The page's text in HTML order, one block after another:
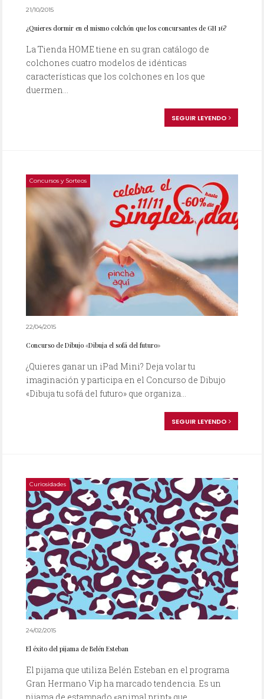
21/10/2015
¿Quieres dormir en el mismo colchón que los concursantes de GH 16?
La Tienda HOME tiene en su gran catálogo de
colchones cuatro modelos de idénticas
características que los colchones en los que
duermen...
SEGUIR LEYENDO
Concursos y Sorteos
22/04/2015
Concurso de Dibujo «Dibuja el sofá del futuro»
¿Quieres ganar un iPad Mini? Deja volar tu
imaginación y participa en el Concurso de Dibujo
«Dibuja tu sofá del futuro» que organiza...
SEGUIR LEYENDO
Curiosidades
24/02/2015
El éxito del pijama de Belén Esteban
El pijama que utiliza Belén Esteban en el programa
Gran Hermano Vip ha marcado tendencia. Es un